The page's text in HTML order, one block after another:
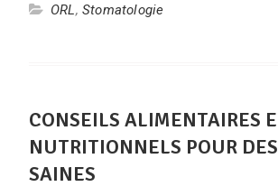
ORL, Stomatologie
CONSEILS ALIMENTAIRES
NUTRITIONNELS POUR
SAINES